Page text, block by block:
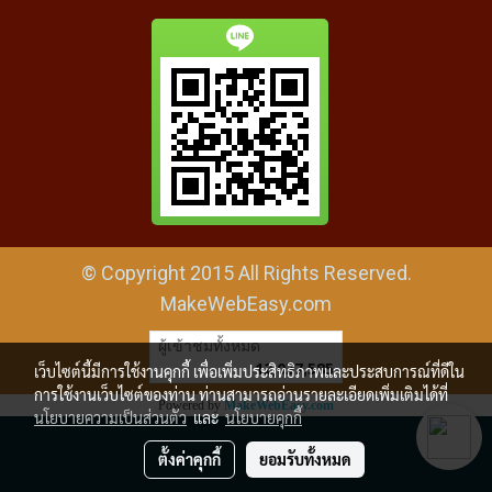
© Copyright 2015 All Rights Reserved.
MakeWebEasy.com
ผู้เข้าชมทั้งหมด
12,037,585
Powered byMakeWebEasy.com
เว็บไซต์นี้มีการใช้งานคุกกี้ เพื่อเพิ่มประสิทธิภาพและประสบการณ์ที่ดีใน
การใช้งานเว็บไซต์ของท่าน ท่านสามารถอ่านรายละเอียดเพิ่มเติมได้ที่
นโยบายความเป็นส่วนตัวและนโยบายคุกกี้
ตั้งค่าคุกกี้ ยอมรับทั้งหมด